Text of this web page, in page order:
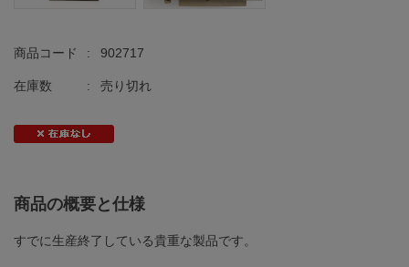
商品コード : 902717
在庫数 : 売り切れ
商品の概要と仕様
すでに生産終了している貴重な製品です。